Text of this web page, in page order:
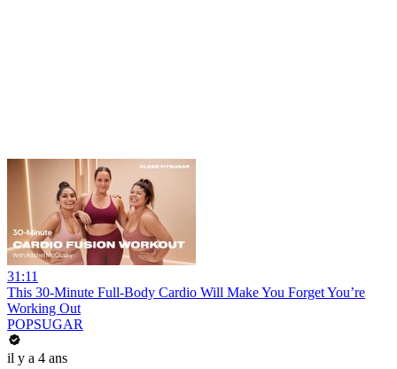
31:11
This 30-Minute Full-Body Cardio Will Make You Forget You’re
Working Out
POPSUGAR
il y a 4 ans